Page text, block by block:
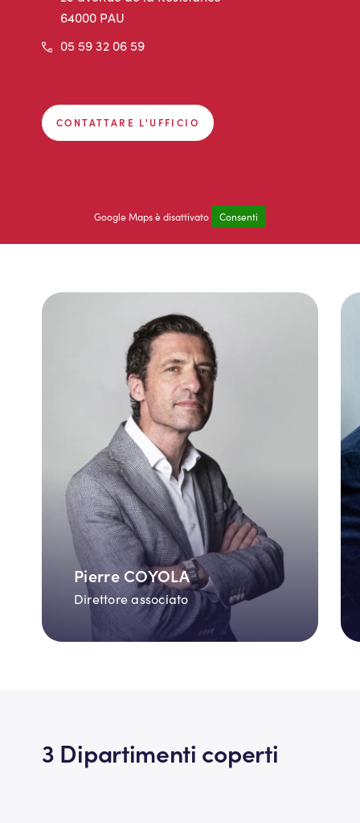
64000 PAU
Telefono
05 59 32 06 59
CONTATTARE L'UFFICIO
Google Maps è disattivato Consenti
Pierre COYOLA
Direttore associato
3 Dipartimenti coperti